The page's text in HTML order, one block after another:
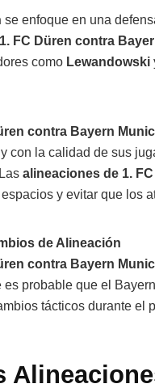
se enfoque en una
FC Düren contra
como Lewandowski
contra Bayern
con la calidad de sus
alineaciones de 1.
y evitar que los
de Alineación
contra Bayern
probable que el
tácticos durante el